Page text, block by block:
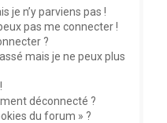
je n’y parviens pas !
pas me connecter !
?
mais je ne peux plus
déconnecté ?
du forum » ?